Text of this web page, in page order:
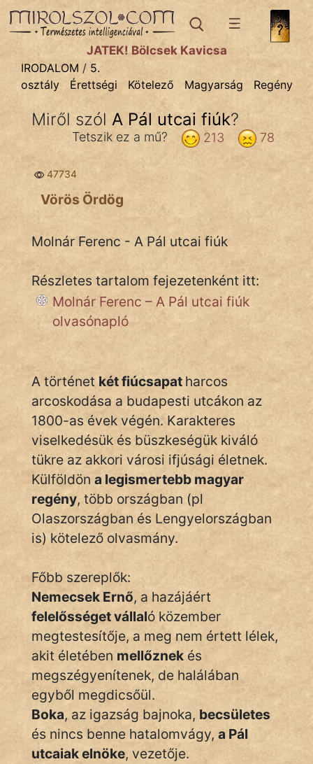
IRODALOMtémák:
Dráma
Elbeszélő
Komédia
Kötelező
Mitológia
Monda
Elbeszélés
Regény
Tanmese
Vers
IRODALOM
SZÓLÁS
És
KÖZMONDÁS
PSZICHO
ZENE
ÉLETMÓD
JÁTÉK! Bölcsek Kavicsa
IRODALOM / 5.
osztály
Érettségi Kötelező Magyarság Regény
Miről szól A Pál utcai fiúk?
78
213
Tetszik ez a mű?
47734
Vörös Ördög
Molnár Ferenc - A Pál utcai fiúk
Részletes tartalom fejezetenként itt:
Molnár Ferenc – A Pál utcai fiúk
olvasónapló
A történet két fiúcsapat harcos
arcoskodása a budapesti utcákon az
1800-as évek végén. Karakteres
viselkedésük és büszkeségük kiváló
tükre az akkori városi ifjúsági életnek.
Külföldön a legismertebb magyar
regény, több országban (pl
Olaszországban és Lengyelországban
is) kötelező olvasmány.
Főbb szereplők:
Nemecsek Ernő, a hazájáért
felelősséget vállaló közember
megtestesítője, a meg nem értett lélek,
akit életében mellőznek és
megszégyenítenek, de halálában
egyből megdicsőül.
Boka, az igazság bajnoka, becsületes
és nincs benne hatalomvágy, a Pál
utcaiak elnöke, vezetője.